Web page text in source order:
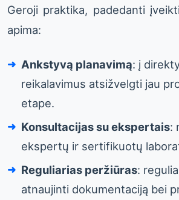
Geroji praktika, padedanti
apima:
Ankstyvą planavimą: į
reikalavimus atsižvelgti jau
etape.
Konsultacijas su ekspertais:
ekspertų ir sertifikuotų
Reguliarias peržiūras:
atnaujinti dokumentaciją bei